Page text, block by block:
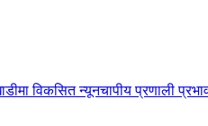
विकसित न्यूनचापीय प्रणाली